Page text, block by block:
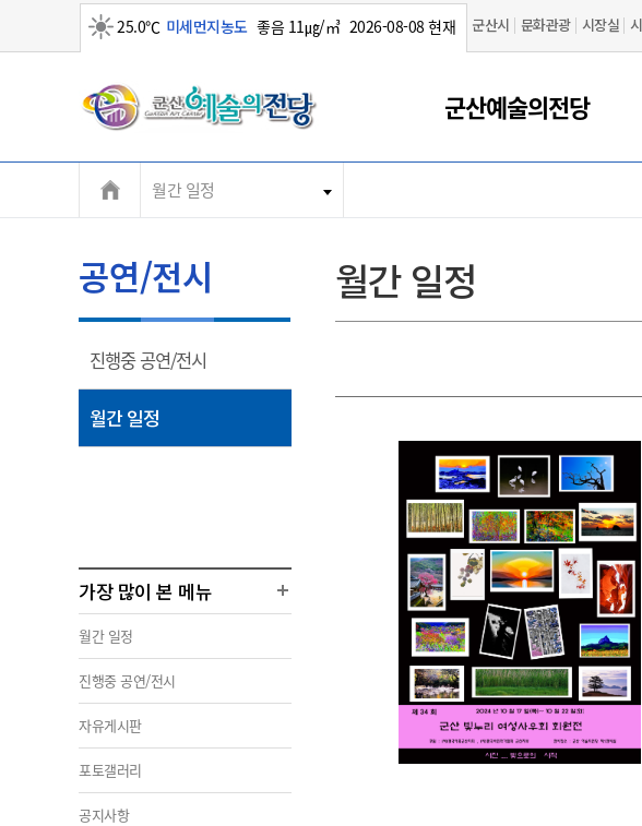
25.0℃ 미세먼지농도 좋음 11㎍/㎥ 2026-08-08 현재 군산시 문화관광 시장실
군
산
시
군산예술의전당
월간 일정
공연/전시
진행중 공연/전시
림
월간 일정
림
가장 많이 본 메뉴
월간 일정
진행중 공연/전시
자유게시판
포토갤러리
공지사항
월간 일정